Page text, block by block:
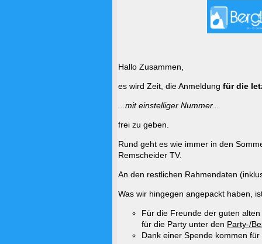
Hallo Zusammen,
es wird Zeit, die Anmeldung für die
...mit einstelliger Nummer...
frei zu geben.
Rund geht es wie immer in den
Remscheider TV.
An den restlichen Rahmendaten
Was wir hingegen angepackt haben,
Für die Freunde der guten
für die Party unter den Party-/
Dank einer Spende kommen